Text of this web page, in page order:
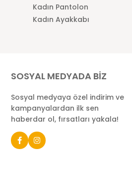
Kadın Pantolon
Kadın Ayakkabı
SOSYAL MEDYADA BİZ
Sosyal medyaya özel indirim ve
kampanyalardan ilk sen
haberdar ol, fırsatları yakala!